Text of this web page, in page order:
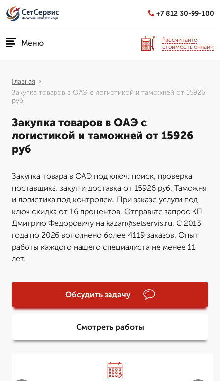
+7 812 30-99-100
Меню
Рассчитайте
стоимость онлайн
Главная
Закупка товаров в ОАЭ с логистикой и таможней от 15926
руб
Закупка товаров в ОАЭ с
логистикой и таможней от 15926
руб
Закупка товара в ОАЭ под ключ: поиск, проверка
поставщика, закуп и доставка от 15926 руб. Таможня
и логистика под контролем. При заказе услуги под
ключ скидка от 16 процентов. Отправьте запрос КП
Дмитрию Федоровичу на kazan@setservis.ru. С 2013
года по 2026 вополнено более 4119 заказов. Опыт
работы каждого нашего специалиста не менее 11
лет.
Обсудить задачу
Смотреть работы